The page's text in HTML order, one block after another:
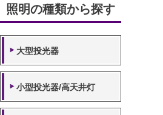
照明の種類から探す
大型投光器
小型投光器/高天井灯